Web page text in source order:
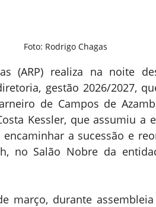
Foto: Rodrigo Chagas
(ARP) realiza na noite
gestão 2026/2027,
de Campos de
Kessler, que assumiu a
a sucessão e
no Salão Nobre da
março, durante